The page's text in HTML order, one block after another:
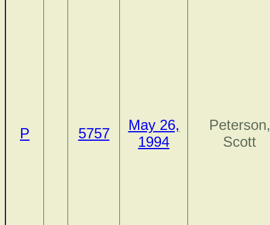
P 5757
May 26,
1994
Peterson,
Scott